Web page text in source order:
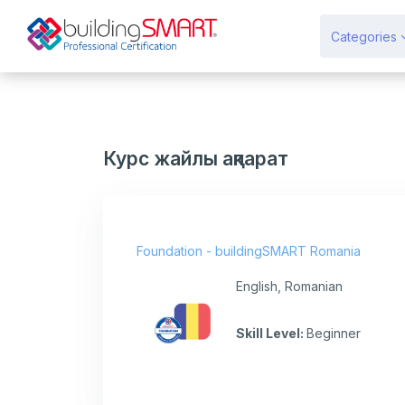
Categories
Курс жайлы ақпарат
Foundation - buildingSMART Romania
English, Romanian
Skill Level: Beginner